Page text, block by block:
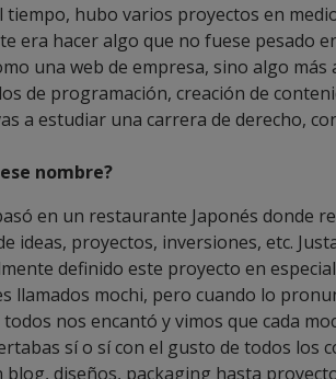
hubo varios proyectos en
era hacer algo que no fuese pesado
una web de empresa, sino algo más
de programación, creación de
a estudiar una carrera de derecho,
nombre?
en un restaurante Japonés donde
ideas, proyectos, inversiones, etc.
definido este proyecto en
llamados mochi, pero cuando lo
nos encantó y vimos que cada
sí o sí con el gusto de todos los
blog, diseños, packaging hasta